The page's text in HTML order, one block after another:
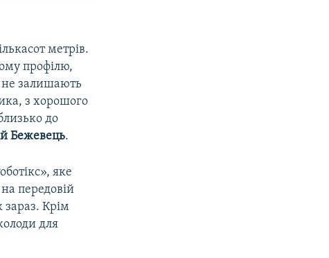
метрів.
профілю,
не залишають
з хорошого
до
Бежевець.
яке
передовій
зараз. Крім
для